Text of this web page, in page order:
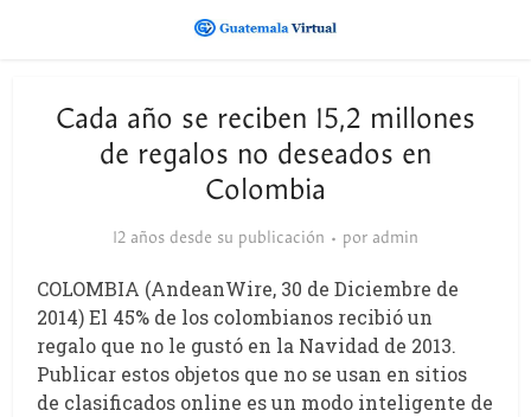
Cada año se reciben 15,2 millones
de regalos no deseados en
Colombia
12 años desde su publicación por admin
COLOMBIA (AndeanWire, 30 de Diciembre de
2014) El 45% de los colombianos recibió un
regalo que no le gustó en la Navidad de 2013.
Publicar estos objetos que no se usan en sitios
de clasificados online es un modo inteligente de